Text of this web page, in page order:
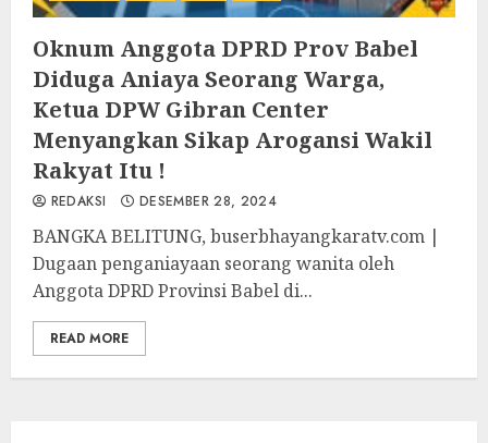
Oknum Anggota DPRD Prov Babel
Diduga Aniaya Seorang Warga,
Ketua DPW Gibran Center
Menyangkan Sikap Arogansi Wakil
Rakyat Itu !
REDAKSI DESEMBER 28, 2024
BANGKA BELITUNG, buserbhayangkaratv.com |
Dugaan penganiayaan seorang wanita oleh
Anggota DPRD Provinsi Babel di...
READ MORE